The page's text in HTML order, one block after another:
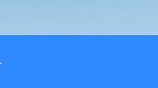
GDW-100恒温恒湿稳定性试验箱